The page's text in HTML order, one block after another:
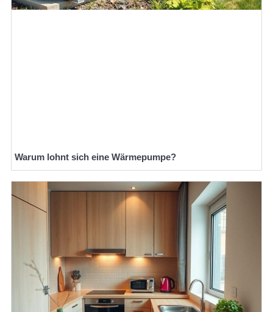
Warum lohnt sich eine Wärmepumpe?